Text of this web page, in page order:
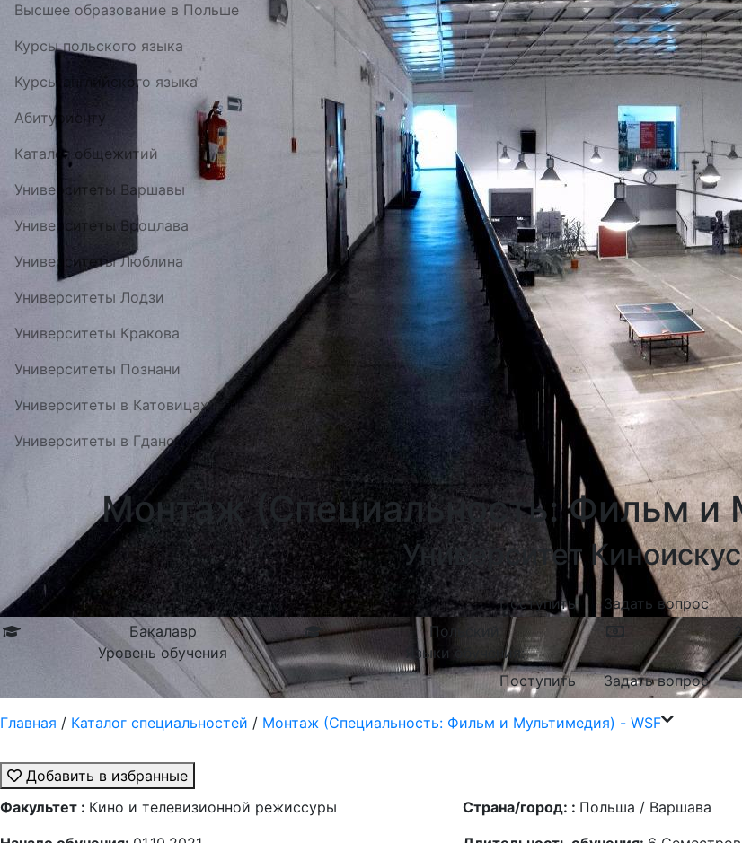
Высшее образование в Польше
Курсы польского языка
Курсы английского языка
Абитуриенту
Каталог общежитий
Университеты Варшавы
Университеты Вроцлава
Университеты Люблина
Университеты Лодзи
Университеты Кракова
Университеты Познани
Университеты в Катовицах
Университеты в Гданску
Монтаж (Специальность: Фильм и
Университет
Поступить
Задать вопрос
Бакалавр
Уровень обучения
Польский
Языки обучения:
Поступить
Задать вопрос
Главная / Каталог специальностей / Монтаж (Специальность: Фильм и Мультимедия) - WSF
Добавить в избранные
Факультет : Кино и телевизионной режиссуры Страна/город: : Польша / Варшава